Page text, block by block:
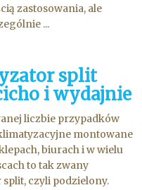
zastosowania, ale
...
split
i wydajnie
liczbie przypadków
montowane
biurach i w wielu
to tak zwany
czyli podzielony.